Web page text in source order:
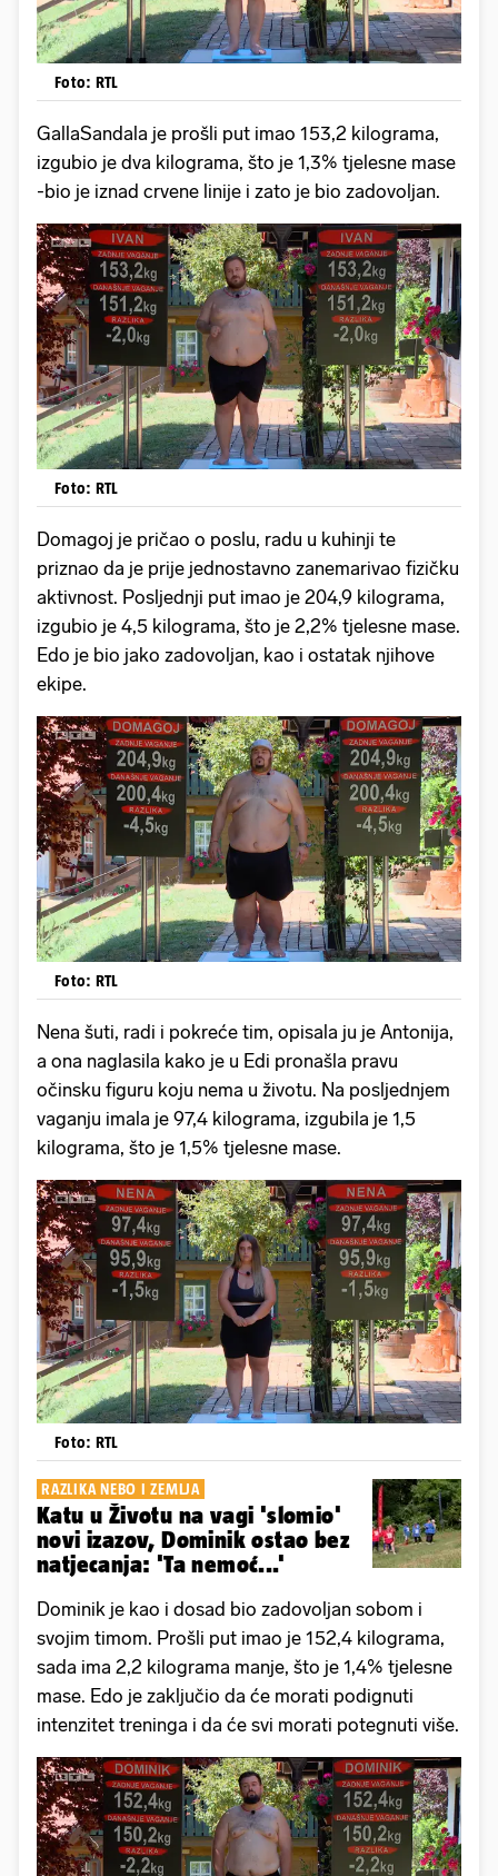
Foto: RTL
GallaSandala je prošli put imao 153,2 kilograma,
izgubio je dva kilograma, što je 1,3% tjelesne mase
-bio je iznad crvene linije i zato je bio zadovoljan.
Foto: RTL
Domagoj je pričao o poslu, radu u kuhinji te
priznao da je prije jednostavno zanemarivao fizičku
aktivnost. Posljednji put imao je 204,9 kilograma,
izgubio je 4,5 kilograma, što je 2,2% tjelesne mase.
Edo je bio jako zadovoljan, kao i ostatak njihove
ekipe.
Foto: RTL
Nena šuti, radi i pokreće tim, opisala ju je Antonija,
a ona naglasila kako je u Edi pronašla pravu
očinsku figuru koju nema u životu. Na posljednjem
vaganju imala je 97,4 kilograma, izgubila je 1,5
kilograma, što je 1,5% tjelesne mase.
Foto: RTL
RAZLIKA NEBO I ZEMLJA
Katu u Životu na vagi 'slomio'
novi izazov, Dominik ostao bez
natjecanja: 'Ta nemoć...'
Dominik je kao i dosad bio zadovoljan sobom i
svojim timom. Prošli put imao je 152,4 kilograma,
sada ima 2,2 kilograma manje, što je 1,4% tjelesne
mase. Edo je zaključio da će morati podignuti
intenzitet treninga i da će svi morati potegnuti više.